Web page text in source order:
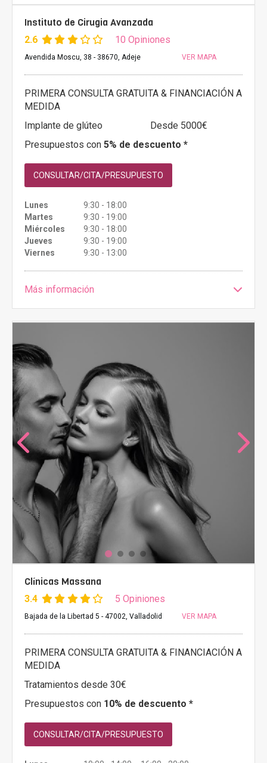
Instituto de Cirugia Avanzada
2.6 10 Opiniones
Avendida Moscu, 38 - 38670, Adeje VER MAPA
PRIMERA CONSULTA GRATUITA & FINANCIACIÓN A
MEDIDA
Implante de glúteo
Desde 5000€
Presupuestos con 5% de descuento *
CONSULTAR/CITA/PRESUPUESTO
Lunes
9:30 - 18:00
Martes
9:30 - 19:00
Miércoles
9:30 - 18:00
Jueves
9:30 - 19:00
Viernes
9:30 - 13:00
Más información
Clínicas Massana
3.4 5 Opiniones
Bajada de la Libertad 5 - 47002, Valladolid VER MAPA
PRIMERA CONSULTA GRATUITA & FINANCIACIÓN A
MEDIDA
Tratamientos desde 30€
Presupuestos con 10% de descuento *
CONSULTAR/CITA/PRESUPUESTO